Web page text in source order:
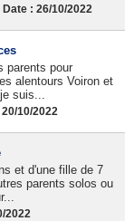
: 26/10/2022
parents pour
alentours Voiron et
suis...
10/2022
et d'une fille de 7
parents solos ou
2022